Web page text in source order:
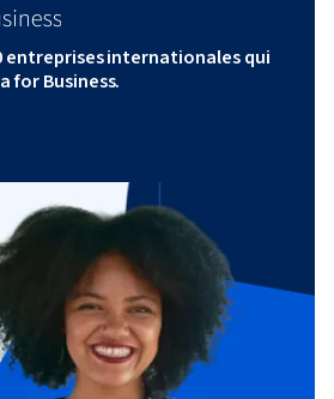
entreprises internationales qui
for Business.